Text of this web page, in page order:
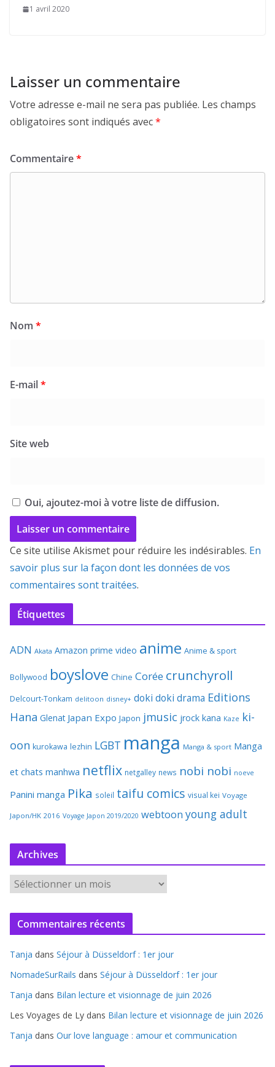
1 avril 2020
Laisser un commentaire
Votre adresse e-mail ne sera pas publiée. Les champs
obligatoires sont indiqués avec*
Commentaire*
Nom *
E-mail*
Site web
Oui, ajoutez-moi à votre liste de diffusion.
Ce site utilise Akismet pour réduire les indésirables. En
savoir plus sur la façon dont les données de vos
commentaires sont traitées.
Étiquettes
ADN Akata Amazon prime video anime Anime & sport
Bollywood boyslove Chine Corée crunchyroll
Delcourt-Tonkam delitoon disney+ doki doki drama Editions
Hana Glenat Japan Expo Japon jmusic jrock kana Kaze ki-
oon kurokawa lezhin LGBT manga Manga & sport Manga
et chats manhwa netflix netgalley news nobi nobi noeve
Panini manga Pika soleil taifu comics visual kei Voyage
Japon/HK 2016 Voyage Japon 2019/2020 webtoon young adult
Archives
c
v
e
s
Commentaires récents
Tanja dans Séjour à Düsseldorf : 1er jour
NomadeSurRails dans Séjour à Düsseldorf : 1er jour
Tanja dans Bilan lecture et visionnage de juin 2026
Les Voyages de Ly dans Bilan lecture et visionnage de juin 2026
Tanja dans Our love language : amour et communication